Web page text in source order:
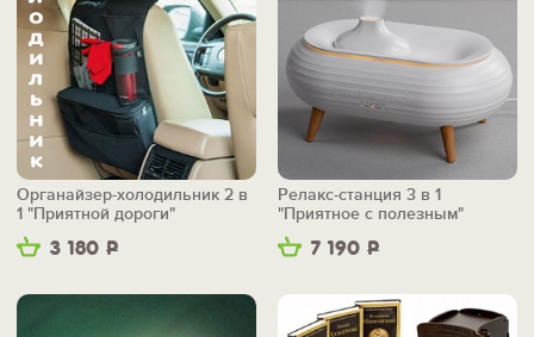
3 180 Р
Органайзер-холодильник 2 в
1 "Приятной дороги"
7 190 Р
Релакс-станция 3 в 1
"Приятное с полезным"